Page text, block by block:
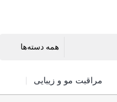
مراقبت مو و زیبایی